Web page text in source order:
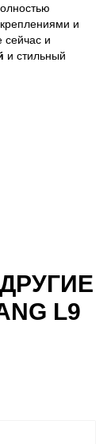
и
сейчас и
и стильный
L9